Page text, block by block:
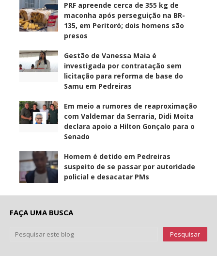
PRF apreende cerca de 355 kg de
maconha após perseguição na BR-
135, em Peritoró; dois homens são
presos
Gestão de Vanessa Maia é
investigada por contratação sem
licitação para reforma de base do
Samu em Pedreiras
Em meio a rumores de reaproximação
com Valdemar da Serraria, Didi Moita
declara apoio a Hilton Gonçalo para o
Senado
Homem é detido em Pedreiras
suspeito de se passar por autoridade
policial e desacatar PMs
FAÇA UMA BUSCA